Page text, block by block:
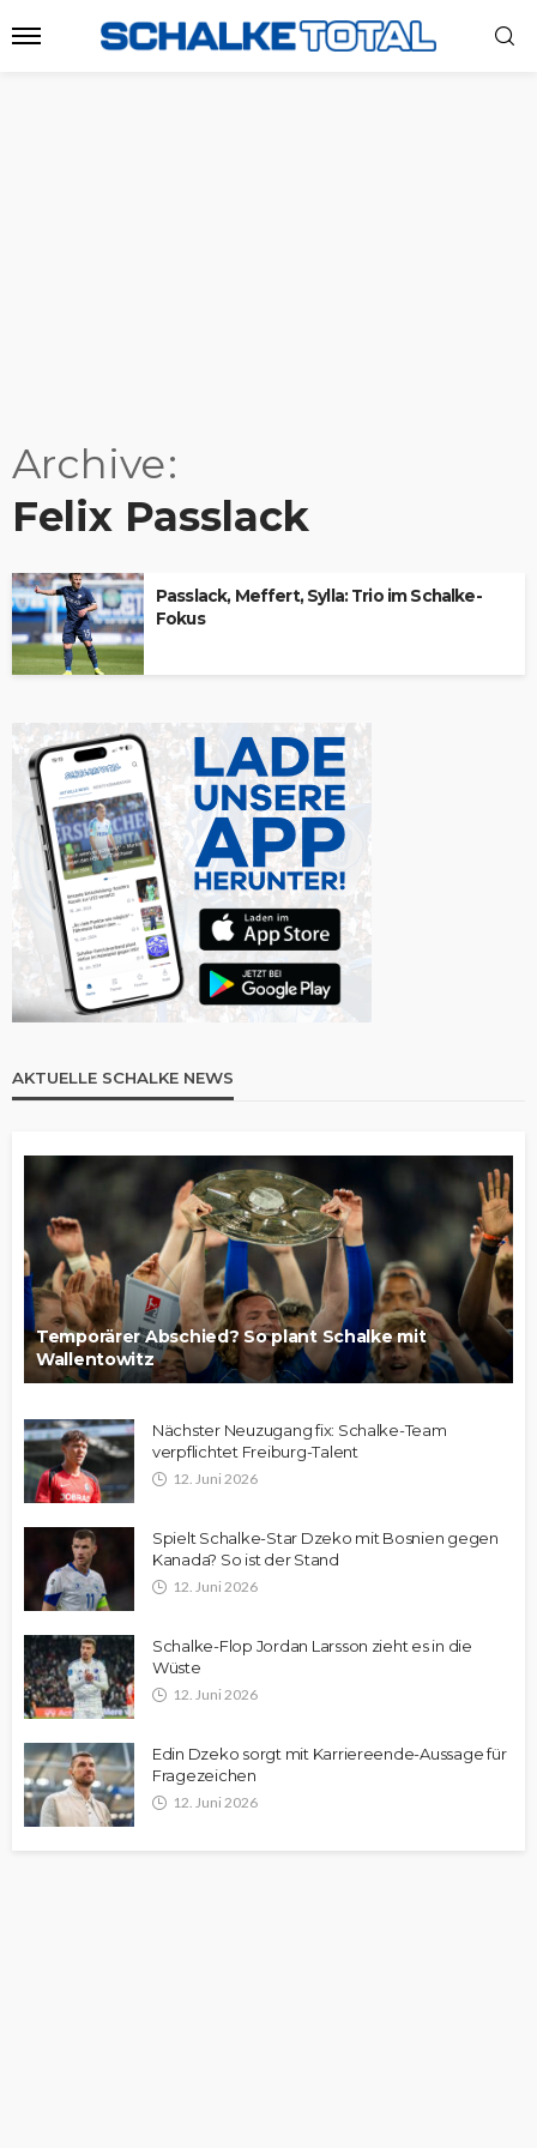
Archive
Felix Passlack
Passlack, Meffert, Sylla: Trio im Schalke-
Fokus
AKTUELLE SCHALKE NEWS
Temporärer Abschied? So plant Schalke mit
Wallentowitz
Nächster Neuzugang fix: Schalke-Team
verpflichtet Freiburg-Talent
12. Juni 2026
Spielt Schalke-Star Dzeko mit Bosnien gegen
Kanada? So ist der Stand
12. Juni 2026
Schalke-Flop Jordan Larsson zieht es in die
Wüste
12. Juni 2026
Edin Dzeko sorgt mit Karriereende-Aussage für
Fragezeichen
12. Juni 2026